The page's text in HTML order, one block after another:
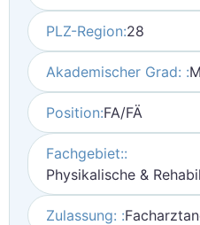
PLZ-Region:28
Akademischer Grad: :
Position:FA/FÄ
Fachgebiet::
Physikalische &
Zulassung: :